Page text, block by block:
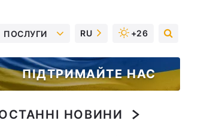
ПОСЛУГИ RU +26
ПІДТРИМАЙТЕ НАС
НОВИНИ